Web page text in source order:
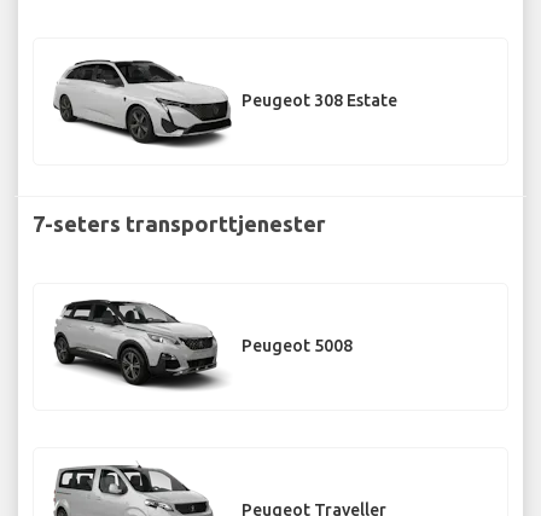
Peugeot 308 Estate
7-seters transporttjenester
Peugeot 5008
Peugeot Traveller